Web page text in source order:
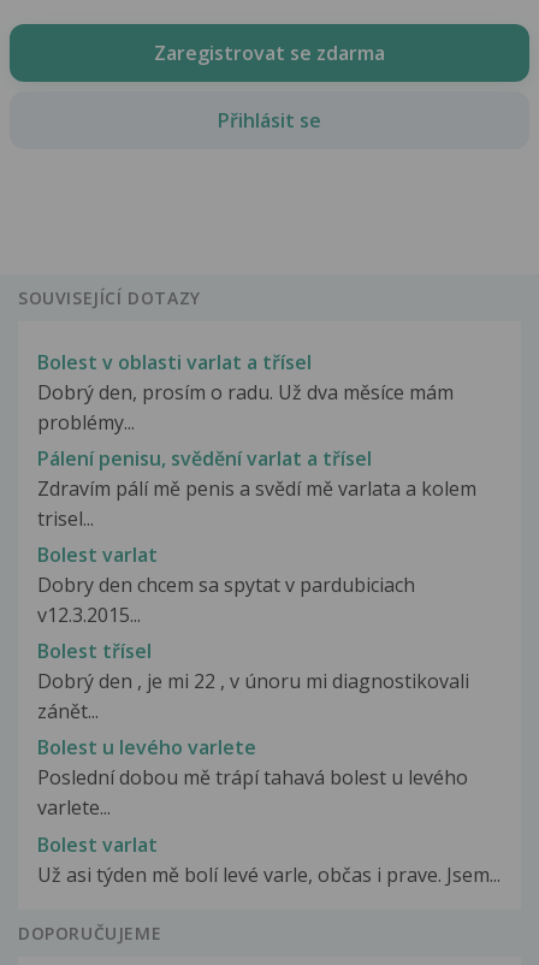
Zaregistrovat se zdarma
Přihlásit se
SOUVISEJÍCÍ DOTAZY
Bolest v oblasti varlat a třísel
Dobrý den, prosím o radu. Už dva měsíce mám
problémy...
Pálení penisu, svědění varlat a třísel
Zdravím pálí mě penis a svědí mě varlata a kolem
trisel...
Bolest varlat
Dobry den chcem sa spytat v pardubiciach
v12.3.2015...
Bolest třísel
Dobrý den , je mi 22 , v únoru mi diagnostikovali
zánět...
Bolest u levého varlete
Poslední dobou mě trápí tahavá bolest u levého
varlete...
Bolest varlat
Už asi týden mě bolí levé varle, občas i prave. Jsem...
DOPORUČUJEME